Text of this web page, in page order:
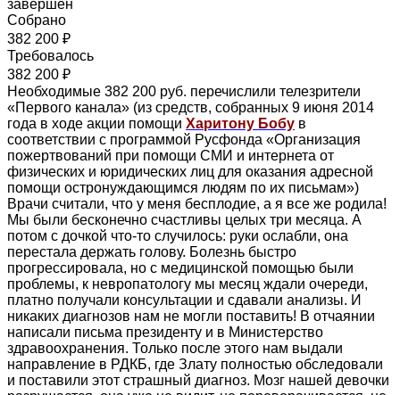
завершен
Собрано
382 200 ₽
Требовалось
382 200 ₽
Необходимые 382 200 руб. перечислили телезрители
«Первого канала» (из средств, собранных 9 июня 2014
года в ходе акции помощи Харитону Бобу в
соответствии с программой Русфонда «Организация
пожертвований при помощи СМИ и интернета от
физических и юридических лиц для оказания адресной
помощи остронуждающимся людям по их письмам»)
Врачи считали, что у меня бесплодие, а я все же родила!
Мы были бесконечно счастливы целых три месяца. А
потом с дочкой что-то случилось: руки ослабли, она
перестала держать голову. Болезнь быстро
прогрессировала, но с медицинской помощью были
проблемы, к невропатологу мы месяц ждали очереди,
платно получали консультации и сдавали анализы. И
никаких диагнозов нам не могли поставить! В отчаянии
написали письма президенту и в Министерство
здравоохранения. Только после этого нам выдали
направление в РДКБ, где Злату полностью обследовали
и поставили этот страшный диагноз. Мозг нашей девочки